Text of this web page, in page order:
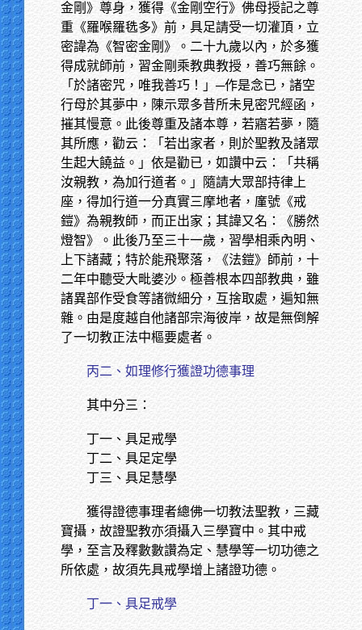
金剛》尊身，獲得《金剛空行》佛母授記之尊
重《羅喉羅毨多》前，具足請受一切灌頂，立
密諱為《智密金剛》。二十九歲以內，於多獲
得成就師前，習金剛乘教典教授，善巧無餘。
「於諸密咒，唯我善巧！」─作是念已，諸空
行母於其夢中，陳示眾多昔所未見密咒經函，
摧其慢意。此後尊重及諸本尊，若寤若夢，隨
其所應，勸云：「若出家者，則於聖教及諸眾
生起大饒益。」依是勸已，如讚中云：「共稱
汝親教，為加行道者。」隨請大眾部持律上
座，得加行道一分真實三摩地者，廑號《戒
鎧》為親教師，而正出家；其諱又名：《勝然
燈智》。此後乃至三十一歲，習學相乘內明、
上下諸藏；特於能飛聚落，《法鎧》師前，十
二年中聽受大毗婆沙。極善根本四部教典，雖
諸異部作受食等諸微細分，互捨取處，遍知無
雜。由是度越自他諸部宗海彼岸，故是無倒解
了一切教正法中樞要處者。
丙二、如理修行獲證功德事理
其中分三：
丁一、具足戒學
丁二、具足定學
丁三、具足慧學
獲得證德事理者總佛一切教法聖教，三藏
寶攝，故證聖教亦須攝入三學寶中。其中戒
學，至言及釋數數讚為定、慧學等一切功德之
所依處，故須先具戒學增上諸證功德。
丁一、具足戒學